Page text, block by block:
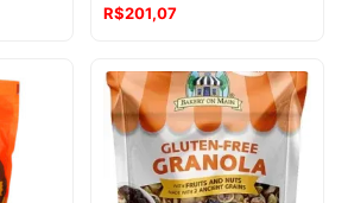
O
original
era:
R$211,73.
R$201,07O
atual
é:
R$201,07.